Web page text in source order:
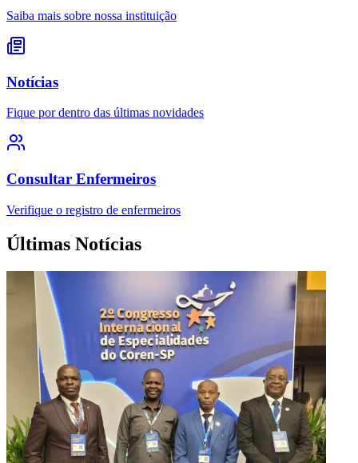
Saiba mais sobre nossa instituição
Notícias
Fique por dentro das últimas novidades
Consultar Enfermeiros
Verifique o registro de enfermeiros
Últimas Notícias